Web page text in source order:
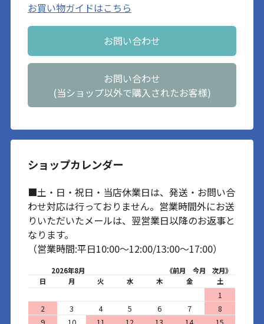
お買い物ガイドはこちら
お問い合わせ
お問い合わせ
(当ショップ以外で購入されたお客様)
ショップカレンダー
■土・日・祝日・当店休業日は、発送・お問い合
わせ対応は行っておりません。営業時間外にお送
りいただいたメールは、翌営業日以降のお返事と
なります。
（営業時間:平日10:00～12:00/13:00～17:00）
2026年8月 《前月 今月
次月》
日
月 火 水 木 金 土
1
2
3 4 5 6 7
8
9
10 11 12 13 14 15